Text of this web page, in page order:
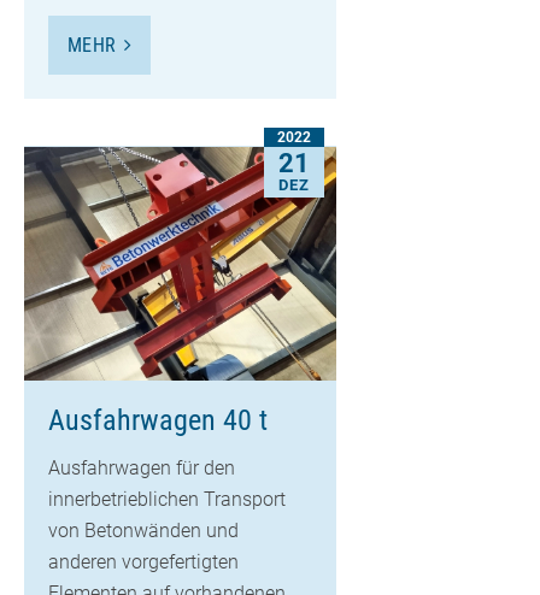
MEHR
2022
21
DEZ
Ausfahrwagen 40 t
Ausfahrwagen für den
innerbetrieblichen Transport
von Betonwänden und
anderen vorgefertigten